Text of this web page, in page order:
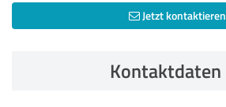
Jetzt kontaktieren
Kontaktdaten